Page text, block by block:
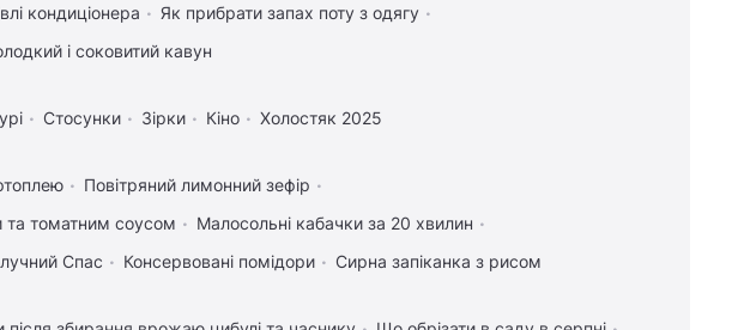
кондиціонера
Як прибрати запах поту з одягу
і соковитий кавун
Стосунки Зірки Кіно Холостяк 2025
Повітряний лимонний зефір
та томатним соусом
Малосольні кабачки за 20 хвилин
Спас Консервовані помідори Сирна запіканка з рисом